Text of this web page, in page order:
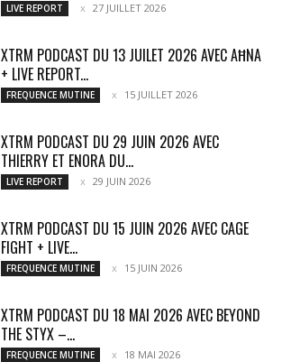
LIVE REPORT 27 JUILLET 2026
XTRM PODCAST DU 13 JUILET 2026 AVEC AĦNA
+ LIVE REPORT...
FREQUENCE MUTINE 15 JUILLET 2026
XTRM PODCAST DU 29 JUIN 2026 AVEC
THIERRY ET ENORA DU...
LIVE REPORT 29 JUIN 2026
XTRM PODCAST DU 15 JUIN 2026 AVEC CAGE
FIGHT + LIVE...
FREQUENCE MUTINE 15 JUIN 2026
XTRM PODCAST DU 18 MAI 2026 AVEC BEYOND
THE STYX –...
FREQUENCE MUTINE 18 MAI 2026